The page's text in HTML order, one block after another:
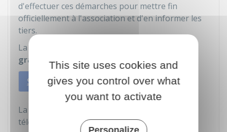
d'effectuer ces démarches pour mettre fin
officiellement à l'association et d'en informer les
tiers.
La publication de la dissolution au JOAFE est
gratuite.
Sur internet
Par courrier
La déclaration peut être faite en utilisant le
téléservice e-dissolution :
This site uses cookies and
gives you control over what
you want to activate
Personalize